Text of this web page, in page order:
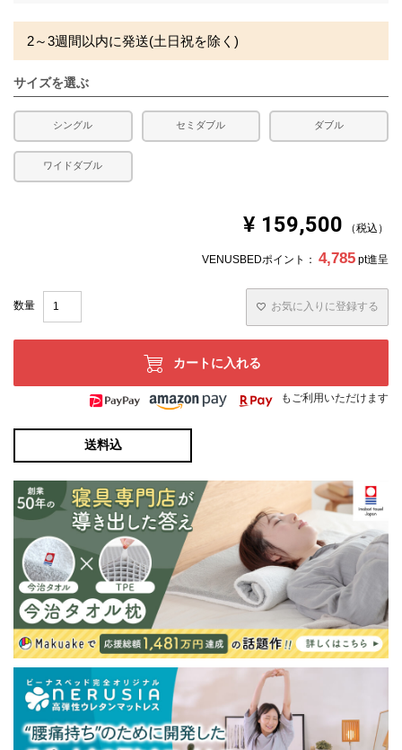
2～3週間以内に発送(土日祝を除く)
サイズを選ぶ
シングル セミダブル ダブル
ワイドダブル
¥ 159,500 税込
VENUSBEDポイント： 4,785 pt進呈
お気に入りに登録する
カートに入れる
もご利用いただけます
送料込